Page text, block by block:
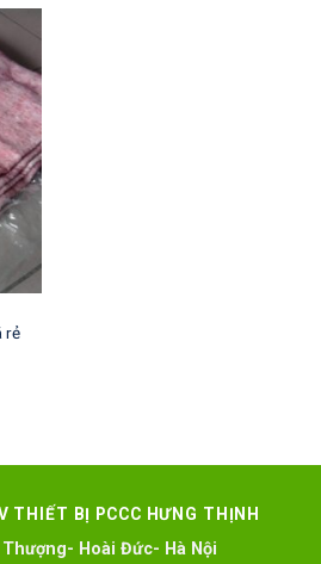
rẻ
THIẾT BỊ PCCC HƯNG THỊNH
Hoài Đức- Hà Nội